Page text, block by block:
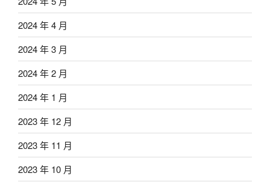
2024 年 4 月
2024 年 3 月
2024 年 2 月
2024 年 1 月
2023 年 12 月
2023 年 11 月
2023 年 10 月